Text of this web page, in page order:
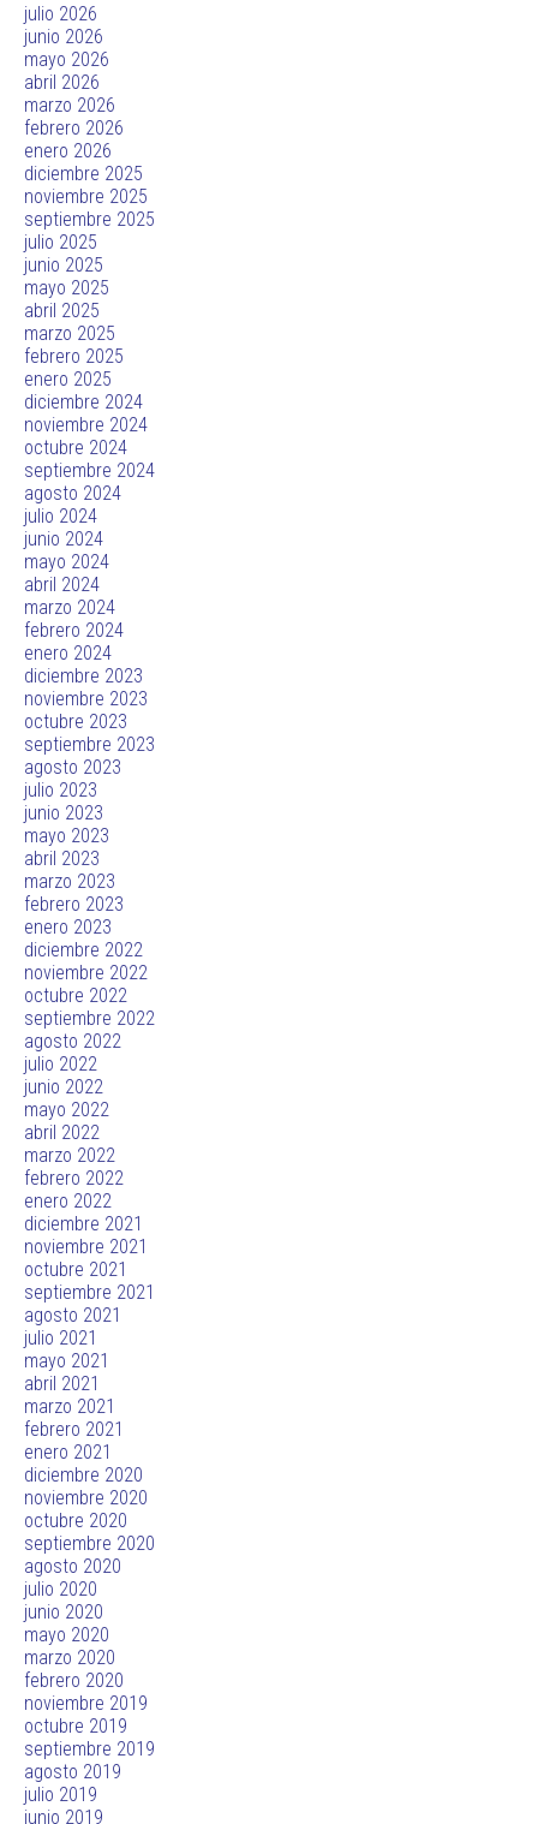
julio 2026
junio 2026
mayo 2026
abril 2026
marzo 2026
febrero 2026
enero 2026
diciembre 2025
noviembre 2025
septiembre 2025
julio 2025
junio 2025
mayo 2025
abril 2025
marzo 2025
febrero 2025
enero 2025
diciembre 2024
noviembre 2024
octubre 2024
septiembre 2024
agosto 2024
julio 2024
junio 2024
mayo 2024
abril 2024
marzo 2024
febrero 2024
enero 2024
diciembre 2023
noviembre 2023
octubre 2023
septiembre 2023
agosto 2023
julio 2023
junio 2023
mayo 2023
abril 2023
marzo 2023
febrero 2023
enero 2023
diciembre 2022
noviembre 2022
octubre 2022
septiembre 2022
agosto 2022
julio 2022
junio 2022
mayo 2022
abril 2022
marzo 2022
febrero 2022
enero 2022
diciembre 2021
noviembre 2021
octubre 2021
septiembre 2021
agosto 2021
julio 2021
mayo 2021
abril 2021
marzo 2021
febrero 2021
enero 2021
diciembre 2020
noviembre 2020
octubre 2020
septiembre 2020
agosto 2020
julio 2020
junio 2020
mayo 2020
marzo 2020
febrero 2020
noviembre 2019
octubre 2019
septiembre 2019
agosto 2019
julio 2019
junio 2019